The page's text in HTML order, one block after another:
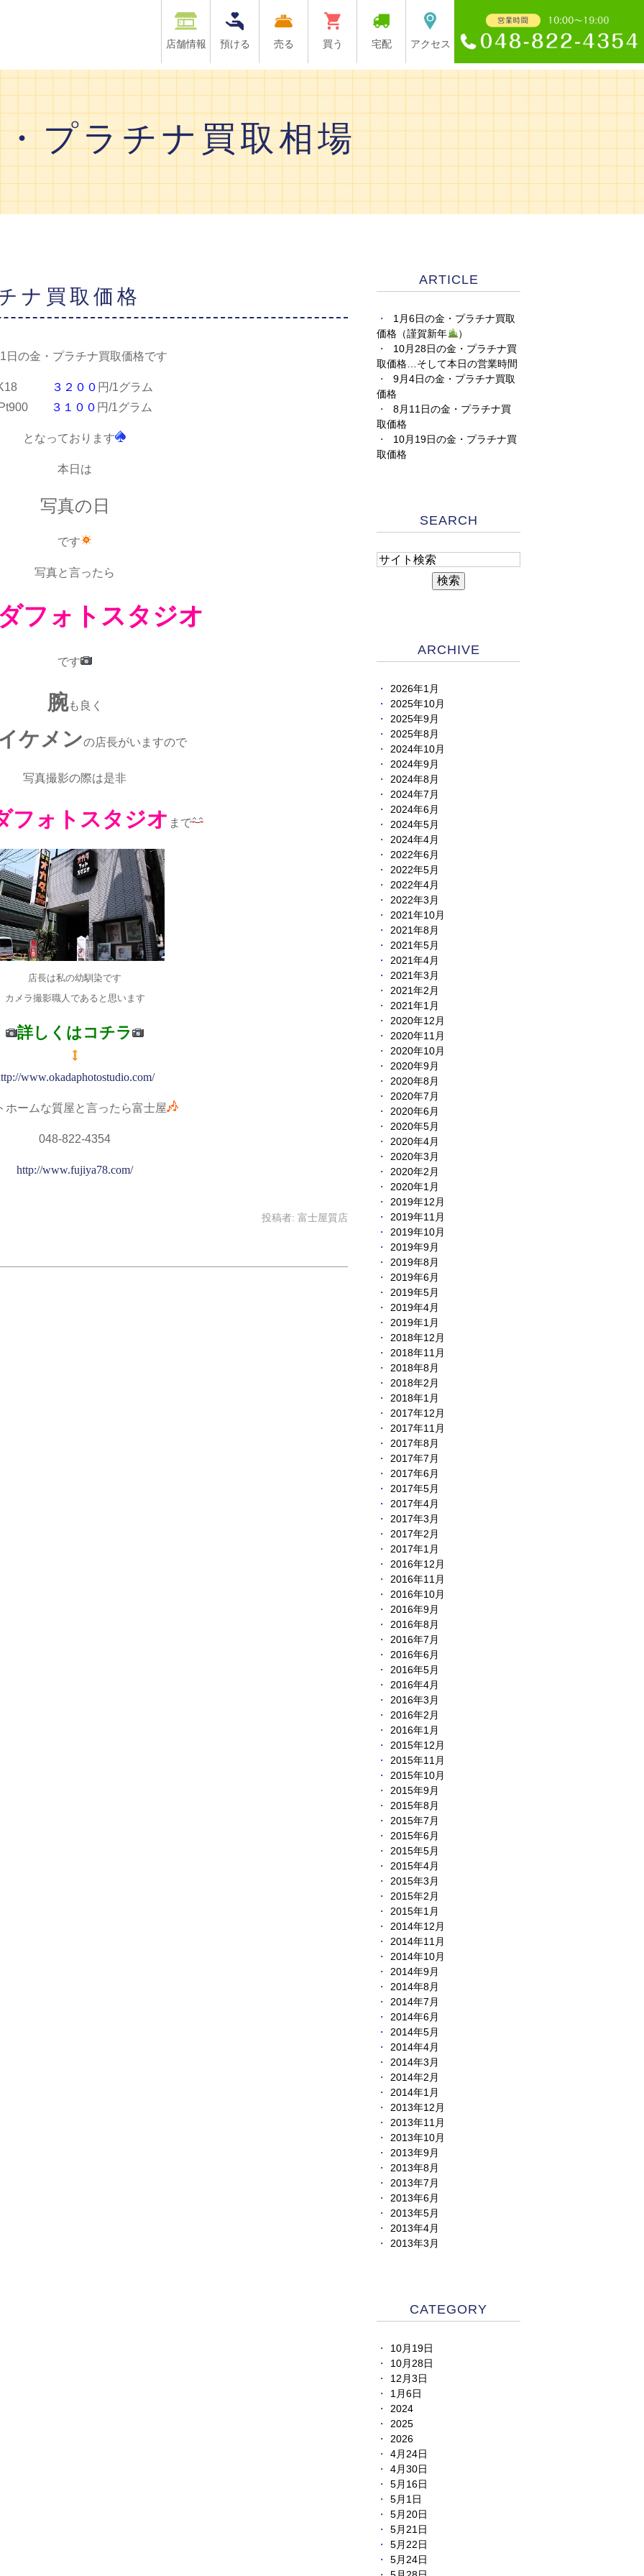
店舗情報 預ける 売る 買う 宅配 アクセス
プラチナ買取相場
ナ買取価格
日の金・プラチナ買取価格です
３２００ 円/1グラム
３１００ 円/1グラム
となっております
本日は
写真の日
です
写真と言ったら
フォトスタジオ
です
腕も良く
ケメンの店長がいますので
写真撮影の際は是非
フォトスタジオ まで
店長は私の幼馴染です
カメラ撮影職人であると思います
詳しくはコチラ
www.okadaphotostudio.com/
ホームな質屋と言ったら富士屋
048-822-4354
http://www.fujiya78.com/
投稿者: 富士屋質店
ARTICLE
1月6日の金・プラチナ買取
価格（謹賀新年
）
10月28日の金・プラチナ買
取価格…そして本日の営業時間
9月4日の金・プラチナ買取
価格
8月11日の金・プラチナ買
取価格
10月19日の金・プラチナ買
取価格
SEARCH
ARCHIVE
2026年1月
2025年10月
2025年9月
2025年8月
2024年10月
2024年9月
2024年8月
2024年7月
2024年6月
2024年5月
2024年4月
2022年6月
2022年5月
2022年4月
2022年3月
2021年10月
2021年8月
2021年5月
2021年4月
2021年3月
2021年2月
2021年1月
2020年12月
2020年11月
2020年10月
2020年9月
2020年8月
2020年7月
2020年6月
2020年5月
2020年4月
2020年3月
2020年2月
2020年1月
2019年12月
2019年11月
2019年10月
2019年9月
2019年8月
2019年6月
2019年5月
2019年4月
2019年1月
2018年12月
2018年11月
2018年8月
2018年2月
2018年1月
2017年12月
2017年11月
2017年8月
2017年7月
2017年6月
2017年5月
2017年4月
2017年3月
2017年2月
2017年1月
2016年12月
2016年11月
2016年10月
2016年9月
2016年8月
2016年7月
2016年6月
2016年5月
2016年4月
2016年3月
2016年2月
2016年1月
2015年12月
2015年11月
2015年10月
2015年9月
2015年8月
2015年7月
2015年6月
2015年5月
2015年4月
2015年3月
2015年2月
2015年1月
2014年12月
2014年11月
2014年10月
2014年9月
2014年8月
2014年7月
2014年6月
2014年5月
2014年4月
2014年3月
2014年2月
2014年1月
2013年12月
2013年11月
2013年10月
2013年9月
2013年8月
2013年7月
2013年6月
2013年5月
2013年4月
2013年3月
CATEGORY
10月19日
10月28日
12月3日
1月6日
2024
2025
2026
4月24日
4月30日
5月16日
5月1日
5月20日
5月21日
5月22日
5月24日